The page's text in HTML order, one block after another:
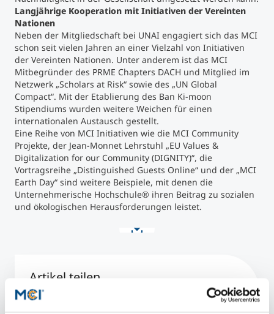
Langjährige Kooperation mit Initiativen der Vereinten
Nationen
Neben der Mitgliedschaft bei UNAI engagiert sich das MCI
schon seit vielen Jahren an einer Vielzahl von Initiativen
der Vereinten Nationen. Unter anderem ist das MCI
Mitbegründer des PRME Chapters DACH und Mitglied im
Netzwerk „Scholars at Risk“ sowie des „UN Global
Compact“. Mit der Etablierung des Ban Ki-moon
Stipendiums wurden weitere Weichen für einen
internationalen Austausch gestellt.
Eine Reihe von MCI Initiativen wie die MCI Community
Projekte, der Jean-Monnet Lehrstuhl „EU Values &
Digitalization for our Community (DIGNITY)“, die
Vortragsreihe „Distinguished Guests Online“ und der „MCI
Earth Day“ sind weitere Beispiele, mit denen die
Unternehmerische Hochschule® ihren Beitrag zu sozialen
und ökologischen Herausforderungen leistet.
Artikel teilen